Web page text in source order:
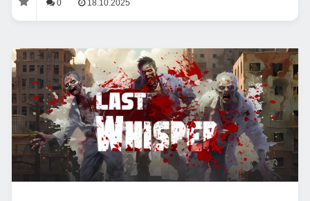
0 18.10.2025